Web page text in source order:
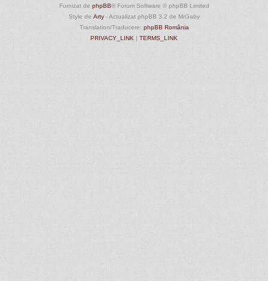
Furnizat de phpBB® Forum Software © phpBB Limited
Style de Arty- Actualizat phpBB 3.2 de MrGaby
Translation/Traducere: phpBB România
PRIVACY_LINK | TERMS_LINK